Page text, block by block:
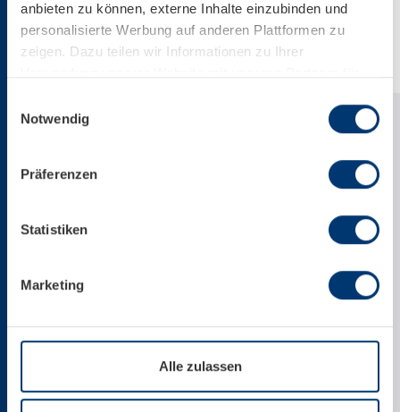
anbieten zu können, externe Inhalte einzubinden und
personalisierte Werbung auf anderen Plattformen zu
zeigen. Dazu teilen wir Informationen zu Ihrer
zu technisch nicht notwendigen Cookies können Sie
Weiterführende Details zu den auf unserer Website
eingesetzten Diensten finden Sie in unserer
Mehr über uns im Impressum.
Notwendig
Präferenzen
Statistiken
Marketing
Alle zulassen
Download Web Version
+43 6547 8700
office@kitzsteinhorn.at